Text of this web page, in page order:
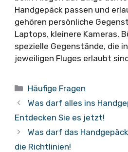
Handgepäck passen und
gehören persönliche
Laptops, kleinere Kameras,
spezielle Gegenstände, die
jeweiligen Fluges erlaubt
Kategorien
Häufige Fragen
Was darf alles ins
Entdecken Sie es jetzt!
Was darf das
die Richtlinien!